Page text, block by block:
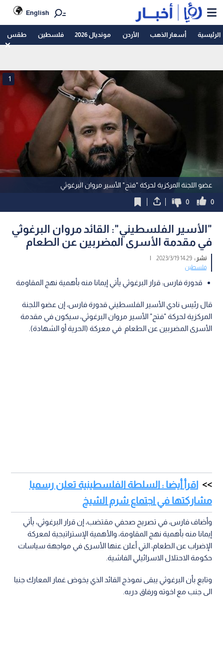
English
الرئيسية أسعار الذهب الأردن مونديال 2026 فلسطين طقس
عضو اللجنة المركزية لحركة "فتح" الأسير مروان البرغوثي
1
0
0
"الأسير الفلسطيني": القائد مروان البرغوثي
في مقدمة الأسرى المضربين عن الطعام
نشر :14:29 2023/3/19
|
فلسطين
قدورة فارس: قرار البرغوثي يأتي إيمانا منه بأهمية نهج المقاومة
قال رئيس نادي الأسير الفلسطيني قدورة فارس، إن عضو اللجنة
المركزية لحركة "فتح" الأسير مروان البرغوثي، سيكون في مقدمة
الأسرى المضربين عن الطعام في معركة (الحرية أو الشهادة).
اقرأ أيضا : السلطة الفلسطينية تعلن رسميا
مشاركتها في اجتماع شرم الشيخ
وأضاف فارس، في تصريح صحفي مقتضب، إن قرار البرغوثي، يأتي
إيمانا منه بأهمية نهج المقاومة، والأهمية الإستراتيجية لمعركة
الإضراب عن الطعام، التي أعلن عنها الأسرى في مواجهة سياسات
حكومة الاحتلال الاسرائيلي الفاشية.
وتابع بأن البرغوثي يبقى نموذج القائد الذي يخوض غمار المعارك جنبا
الى جنب مع اخوته ورفاق دربه.